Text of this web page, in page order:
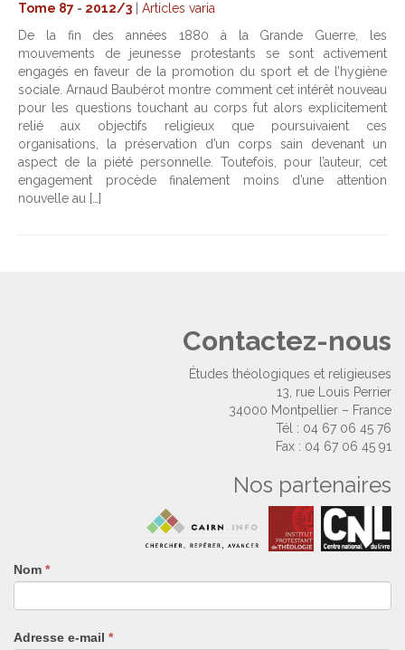
Tome 87 - 2012/3
Articles varia
De la fin des années 1880 à la Grande Guerre, les
mouvements de jeunesse protestants se sont activement
engagés en faveur de la promotion du sport et de l’hygiène
sociale. Arnaud Baubérot montre comment cet intérêt nouveau
pour les questions touchant au corps fut alors explicitement
relié aux objectifs religieux que poursuivaient ces
organisations, la préservation d’un corps sain devenant un
aspect de la piété personnelle. Toutefois, pour l’auteur, cet
engagement procède finalement moins d’une attention
nouvelle au […]
Contactez-nous
Études théologiques et religieuses
13, rue Louis Perrier
34000 Montpellier – France
Tél : 04 67 06 45 76
Fax : 04 67 06 45 91
Nos partenaires
Nom *
Adresse e-mail *
Si
vous
êtes
humain,